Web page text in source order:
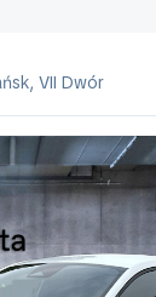
VII Dwór